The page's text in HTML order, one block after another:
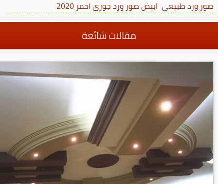
صور ورد طبيعي ابيض صور ورد جوري احمر 2020
مقالات شائعة